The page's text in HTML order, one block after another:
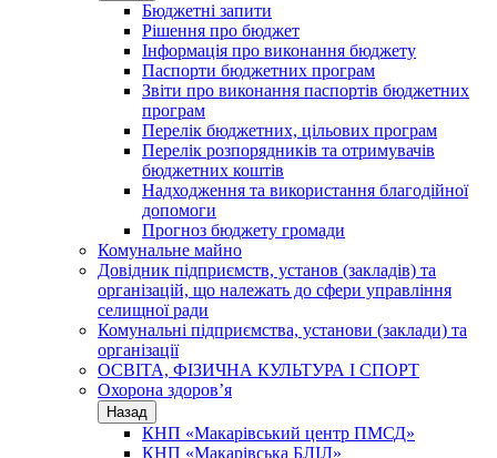
Бюджетні запити
Рішення про бюджет
Інформація про виконання бюджету
Паспорти бюджетних програм
Звіти про виконання паспортів бюджетних
програм
Перелік бюджетних, цільових програм
Перелік розпорядників та отримувачів
бюджетних коштів
Надходження та використання благодійної
допомоги
Прогноз бюджету громади
Комунальне майно
Довідник підприємств, установ (закладів) та
організацій, що належать до сфери управління
селищної ради
Комунальні підприємства, установи (заклади) та
організації
ОСВІТА, ФІЗИЧНА КУЛЬТУРА І СПОРТ
Охорона здоров’я
Назад
КНП «Макарівський центр ПМСД»
КНП «Макарівська БЛІЛ»